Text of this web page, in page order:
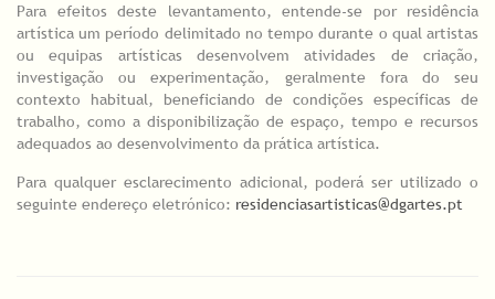
Para efeitos deste levantamento, entende-se por residência
artística um período delimitado no tempo durante o qual artistas
ou equipas artísticas desenvolvem atividades de criação,
investigação ou experimentação, geralmente fora do seu
contexto habitual, beneficiando de condições específicas de
trabalho, como a disponibilização de espaço, tempo e recursos
adequados ao desenvolvimento da prática artística.
Para qualquer esclarecimento adicional, poderá ser utilizado o
seguinte endereço eletrónico: residenciasartisticas@dgartes.pt